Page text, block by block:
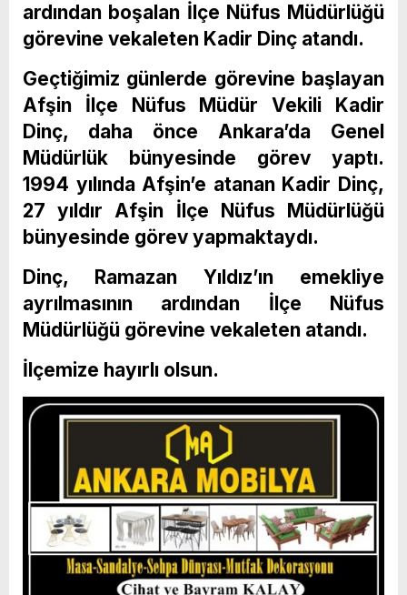
ardından boşalan İlçe Nüfus Müdürlüğü
görevine vekaleten Kadir Dinç atandı.
Geçtiğimiz günlerde görevine başlayan
Afşin İlçe Nüfus Müdür Vekili Kadir
Dinç, daha önce Ankara’da Genel
Müdürlük bünyesinde görev yaptı.
1994 yılında Afşin’e atanan Kadir Dinç,
27 yıldır Afşin İlçe Nüfus Müdürlüğü
bünyesinde görev yapmaktaydı.
Dinç, Ramazan Yıldız’ın emekliye
ayrılmasının ardından İlçe Nüfus
Müdürlüğü görevine vekaleten atandı.
İlçemize hayırlı olsun.